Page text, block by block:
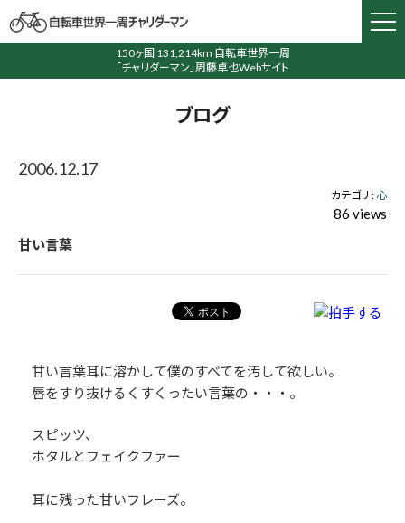
150ヶ国 131,214km 自転車世界一周
「チャリダーマン」周藤卓也Webサイト
ブログ
2006.12.17
カテゴリ :心
86 views
甘い言葉
甘い言葉耳に溶かして僕のすべてを汚して欲しい。
唇をすり抜けるくすくったい言葉の・・・。
スピッツ、
ホタルとフェイクファー
耳に残った甘いフレーズ。